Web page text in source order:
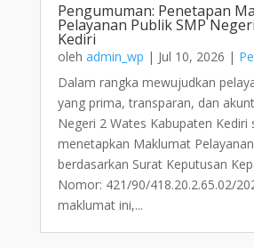
Pengumuman: Penetapan
Pelayanan Publik SMP
Kediri
oleh admin_wp | Jul 10, 2026 |
Dalam rangka mewujudkan
yang prima, transparan, dan
Negeri 2 Wates Kabupaten Kediri
menetapkan Maklumat
berdasarkan Surat Keputusan
Nomor: 421/90/418.20.2.65.02/
maklumat ini,...